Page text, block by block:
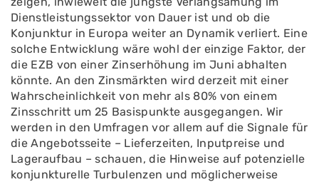
Dienstleistungssektor von Dauer ist und ob die
Konjunktur in Europa weiter an Dynamik verliert. Eine
solche Entwicklung wäre wohl der einzige Faktor, der
die EZB von einer Zinserhöhung im Juni abhalten
könnte. An den Zinsmärkten wird derzeit mit einer
Wahrscheinlichkeit von mehr als 80% von einem
Zinsschritt um 25 Basispunkte ausgegangen. Wir
werden in den Umfragen vor allem auf die Signale für
die Angebotsseite – Lieferzeiten, Inputpreise und
Lageraufbau – schauen, die Hinweise auf potenzielle
konjunkturelle Turbulenzen und möglicherweise